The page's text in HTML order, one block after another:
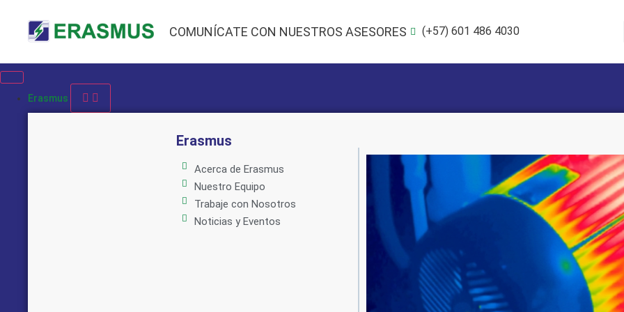
COMUNÍCATE CON NUESTROS ASESORES (+57) 601 486 4030
Erasmus
Erasmus
Acerca de Erasmus
Nuestro Equipo
Trabaje con Nosotros
Noticias y Eventos